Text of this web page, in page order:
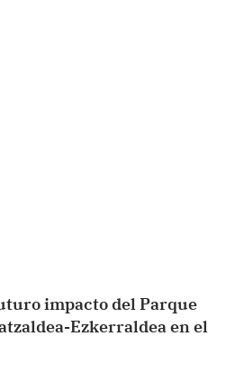
impacto del Parque
Ezkerraldea en el